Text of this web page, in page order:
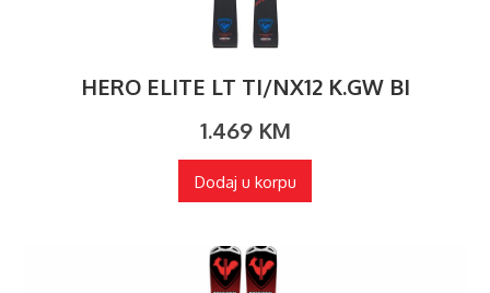
HERO ELITE LT TI/NX12 K.GW BI
1.469 KM
Dodaj u korpu